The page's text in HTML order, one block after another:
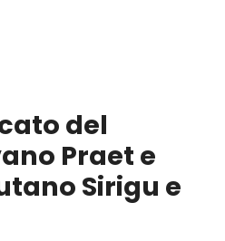
del
Praet e
Sirigu e